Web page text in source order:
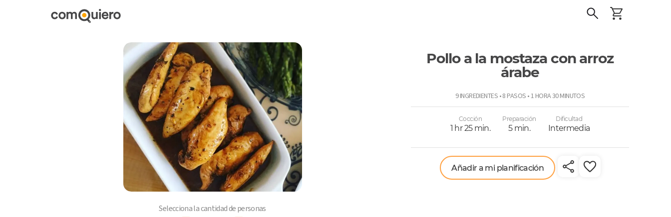
Pollo a la mostaza con arroz
árabe
9 INGREDIENTES • 8 PASOS • 1 HORA 30 MINUTOS
Cocción
1 hr 25 min.
Preparación
5 min.
Dificultad
Intermedia
Añadir a mi planificación
Selecciona la cantidad de personas